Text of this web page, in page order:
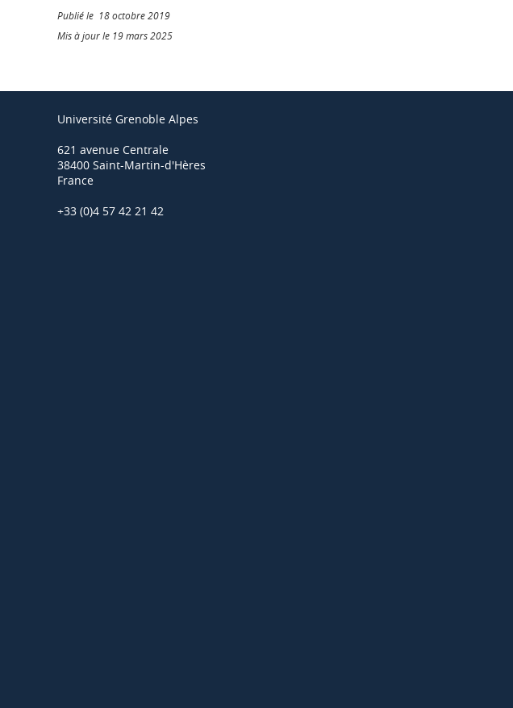
Publié le 18 octobre 2019
Mis à jour le 19 mars 2025
Université Grenoble Alpes
621 avenue Centrale
38400 Saint-Martin-d'Hères
France
+33 (0)4 57 42 21 42